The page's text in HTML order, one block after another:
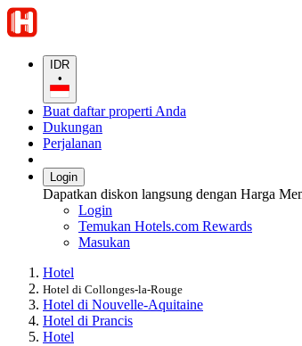
IDR
•
Buat daftar properti Anda
Dukungan
Perjalanan
Login
Dapatkan diskon langsung dengan Harga
Login
Temukan Hotels.com Rewards
Masukan
Hotel
Hotel di Collonges-la-Rouge
Hotel di Nouvelle-Aquitaine
Hotel di Prancis
Hotel